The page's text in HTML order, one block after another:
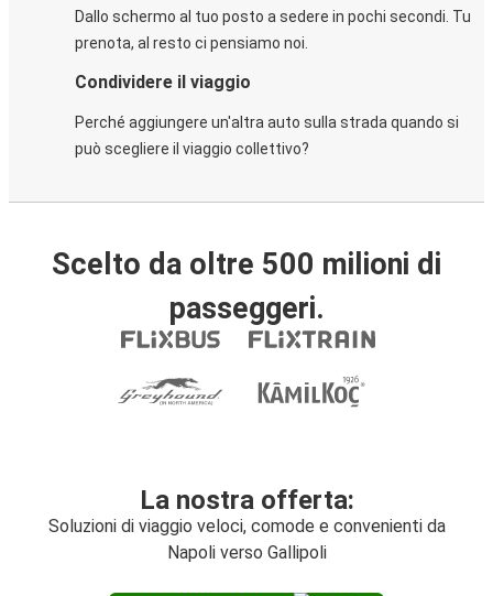
Dallo schermo al tuo posto a sedere in pochi secondi. Tu
prenota, al resto ci pensiamo noi.
Condividere il viaggio
Perché aggiungere un'altra auto sulla strada quando si
può scegliere il viaggio collettivo?
Scelto da oltre 500 milioni di
passeggeri.
La nostra offerta:
Soluzioni di viaggio veloci, comode e convenienti da
Napoli verso Gallipoli